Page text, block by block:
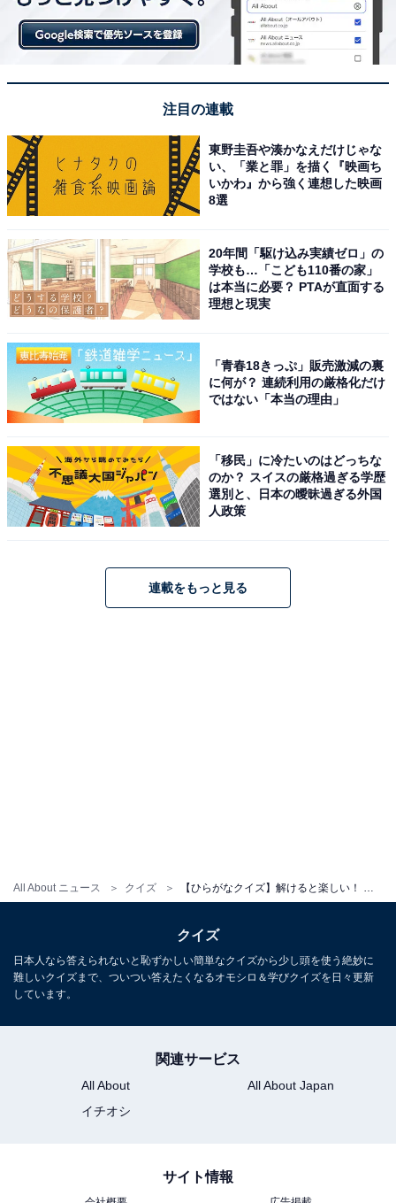
All About ニュース クイズ 【ひらがなクイズ】解けると楽しい！ 空欄に共通する2文字をは？ ヒントは日本の伝統的な職人
注目の連載
東野圭吾や湊かなえだけじゃな
い、「業と罪」を描く『映画ち
いかわ』から強く連想した映画
8選
20年間「駆け込み実績ゼロ」の
学校も…「こども110番の家」
は本当に必要？ PTAが直面する
理想と現実
「青春18きっぷ」販売激減の裏
に何が？ 連続利用の厳格化だけ
ではない「本当の理由」
「移民」に冷たいのはどっちな
のか？ スイスの厳格過ぎる学歴
選別と、日本の曖昧過ぎる外国
人政策
連載をもっと見る
クイズ
日本人なら答えられないと恥ずかしい簡単なクイズから少し頭を使う絶妙に
難しいクイズまで、ついつい答えたくなるオモシロ＆学びクイズを日々更新
しています。
関連サービス
All About
All About Japan
イチオシ
サイト情報